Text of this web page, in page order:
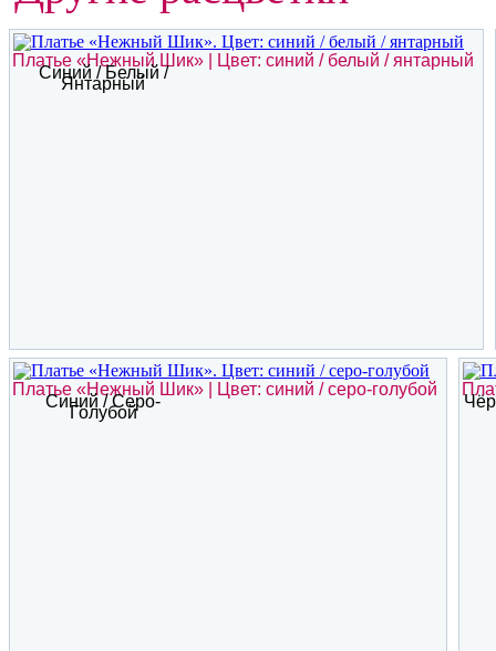
Платье «Нежный Шик» | Цвет: синий / белый / янтарный
Синий / Белый /
Янтарный
Платье «Нежный Шик» | Цвет: синий / серо-голубой
Синий / Серо-
Голубой